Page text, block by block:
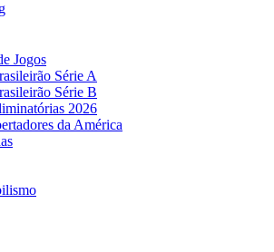
Jogos
Série A
Série B
2026
da América